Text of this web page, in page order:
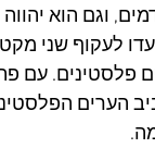
לעקוף שני
בתוך ישובים
הערים